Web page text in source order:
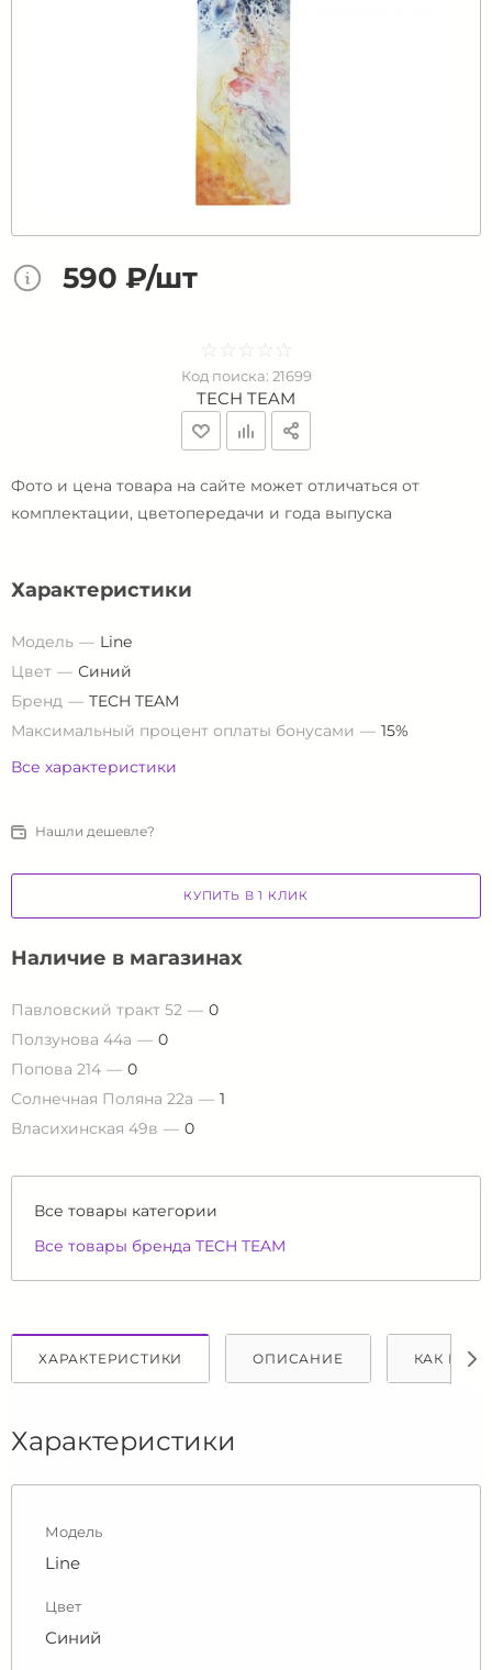
590 ₽/шт
☆ ☆ ☆ ☆ ☆
★ ★ ★ ★ ★
Код поиска: 21699
TECH TEAM
Фото и цена товара на сайте может отличаться от
комплектации, цветопередачи и года выпуска
Характеристики
Модель
Line
Цвет
Синий
Бренд
TECH TEAM
Максимальный процент оплаты бонусами
15%
Все характеристики
Нашли дешевле?
КУПИТЬ В 1 КЛИК
Наличие в магазинах
Павловский тракт 52
0
Ползунова 44а
0
Попова 214
0
Солнечная Поляна 22а
1
Власихинская 49в
0
Все товары категории
Все товары бренда TECH TEAM
ХАРАКТЕРИСТИКИ ОПИСАНИЕ КАК
Характеристики
Модель
Line
Цвет
Синий